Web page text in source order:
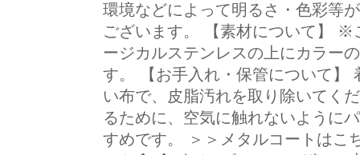
環境などによって明るさ・色彩等
ございます。 【素材について】 ※
ージカルステンレスの上にカラー
す。 【お手入れ・保管について】
い布で、皮脂汚れを取り除いてく
るために、空気に触れないように
すめです。 ＞＞メタルコートは